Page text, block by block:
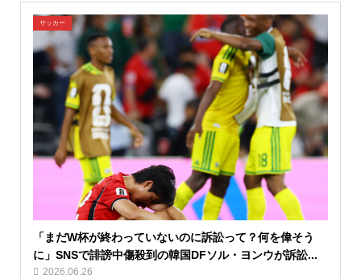
サッカー
「まだW杯が終わっていないのに訴訟って？何を偉そう
に」SNSで誹謗中傷殺到の韓国DFソル・ヨンウが訴訟...
2026.06.26